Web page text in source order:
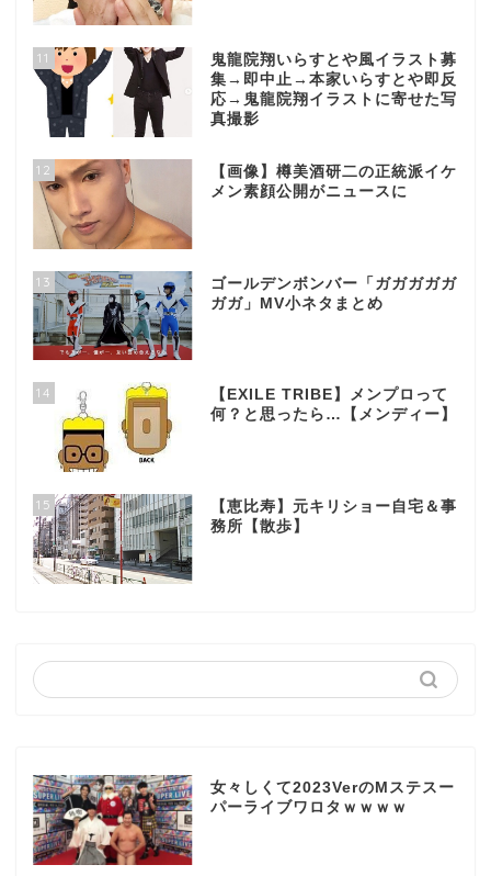
11
鬼龍院翔いらすとや風イラスト募
集→即中止→本家いらすとや即反
応→鬼龍院翔イラストに寄せた写
真撮影
12
【画像】樽美酒研二の正統派イケ
メン素顔公開がニュースに
13
ゴールデンボンバー「ガガガガガ
ガガ」MV小ネタまとめ
14
【EXILE TRIBE】メンプロって
何？と思ったら…【メンディー】
15
【恵比寿】元キリショー自宅＆事
務所【散歩】
女々しくて2023VerのMステスー
パーライブワロタｗｗｗｗ